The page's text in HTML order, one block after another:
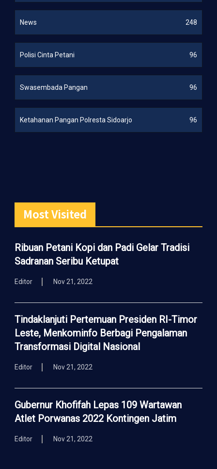
News 248
Polisi Cinta Petani 96
Swasembada Pangan 96
Ketahanan Pangan Polresta Sidoarjo 96
Most Visited
Ribuan Petani Kopi dan Padi Gelar Tradisi
Sadranan Seribu Ketupat
Editor Nov 21, 2022
Tindaklanjuti Pertemuan Presiden RI-Timor
Leste, Menkominfo Berbagi Pengalaman
Transformasi Digital Nasional
Editor Nov 21, 2022
Gubernur Khofifah Lepas 109 Wartawan
Atlet Porwanas 2022 Kontingen Jatim
Editor Nov 21, 2022